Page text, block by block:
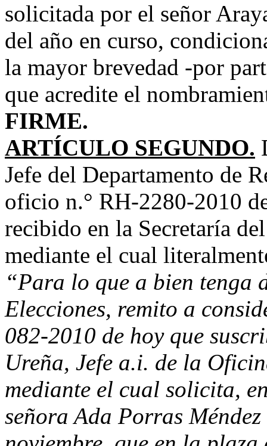
solicitada por el señor
del año en curso,
la mayor brevedad -por
que acredite el
FIRME.
ARTÍCULO SEGUNDO.
Jefe del Departamento de
oficio n.° RH-2280-2010
recibido en la Secretaría
mediante el cual
“Para lo que a bien tenga
Elecciones, remito a
082-2010 de hoy que
Ureña, Jefe a.i. de la
mediante el cual solicita,
señora Ada Porras